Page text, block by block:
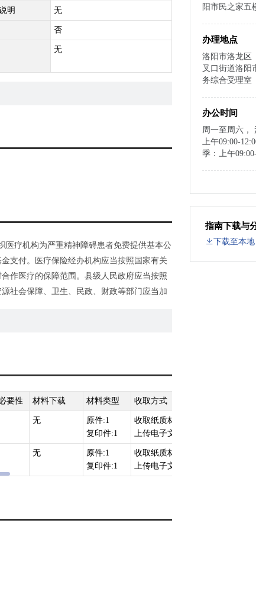
明 无
否
无
医疗机构为严重精神障碍患者免费提供基本公
支付。医疗保险经办机构应当按照国家有关
作医疗的保障范围。县级人民政府应当按照
社会保障、卫生、民政、财政等部门应当加
应当优先给予医疗救助。
要性 材料下载 材料类型 收取方式
无
原件:1
复印件:1
收取纸质材料、
上传电子文件
无
原件:1
复印件:1
收取纸质材料、
上传电子文件
阳市民之家五
办理地点
洛阳市洛龙区
叉口街道洛阳
务综合受理室
办公时间
周一至周六，
上午09:00-
季：上午
指南下载与
下载至本地